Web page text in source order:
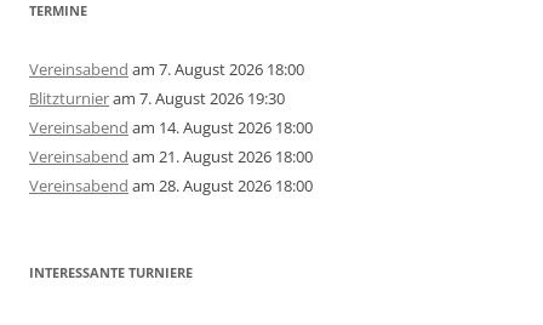
TERMINE
Vereinsabend am 7. August 2026 18:00
Blitzturnieram 7. August 2026 19:30
Vereinsabend am 14. August 2026 18:00
Vereinsabend am 21. August 2026 18:00
Vereinsabend am 28. August 2026 18:00
INTERESSANTE TURNIERE